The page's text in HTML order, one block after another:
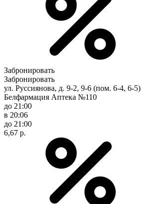
Забронировать
Забронировать
ул. Руссиянова, д. 9-2, 9-6 (пом. 6-4, 6-5)
Белфармация Аптека №110
до 21:00
в 20:06
до 21:00
6,67 р.